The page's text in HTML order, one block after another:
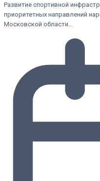
Развитие спортивной
приоритетных направлений
Московской области…